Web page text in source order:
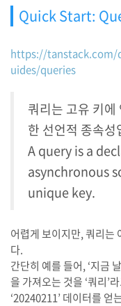
Quick Start:
https://
uides/queries
쿼리는 고유 키
한 선언적 종속성
A query is a
asynchronous
unique key.
어렵게 보이지만, 쿼리는
다.
간단히 예를 들어, ‘지금
을 가져오는 것을 ‘쿼리’
‘20240211’ 데이터를 얻